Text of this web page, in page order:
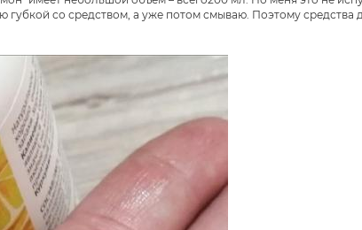
губкой со средством, а уже потом смываю. Поэтому средства